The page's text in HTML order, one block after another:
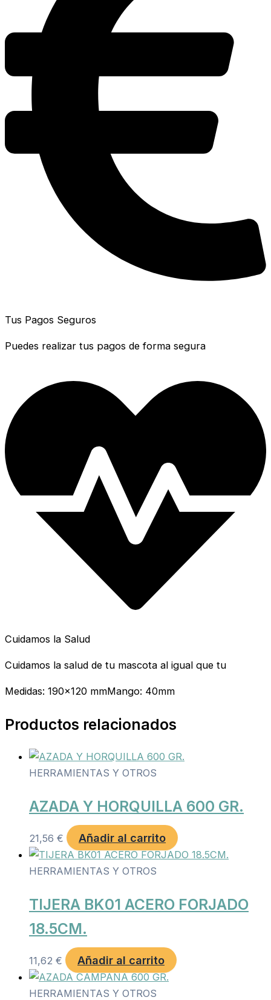
Tus Pagos Seguros
Puedes realizar tus pagos de forma segura
Cuidamos la Salud
Cuidamos la salud de tu mascota al igual que tu
Medidas: 190×120 mmMango: 40mm
Productos relacionados
HERRAMIENTAS Y OTROS
AZADA Y HORQUILLA 600 GR.
21,56 € Añadir al carrito
HERRAMIENTAS Y OTROS
TIJERA BK01 ACERO FORJADO
18.5CM.
11,62 € Añadir al carrito
HERRAMIENTAS Y OTROS